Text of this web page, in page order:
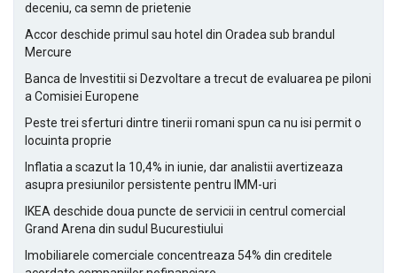
deceniu, ca semn de prietenie
Accor deschide primul sau hotel din Oradea sub brandul
Mercure
Banca de Investitii si Dezvoltare a trecut de evaluarea pe piloni
a Comisiei Europene
Peste trei sferturi dintre tinerii romani spun ca nu isi permit o
locuinta proprie
Inflatia a scazut la 10,4% in iunie, dar analistii avertizeaza
asupra presiunilor persistente pentru IMM-uri
IKEA deschide doua puncte de servicii in centrul comercial
Grand Arena din sudul Bucurestiului
Imobiliarele comerciale concentreaza 54% din creditele